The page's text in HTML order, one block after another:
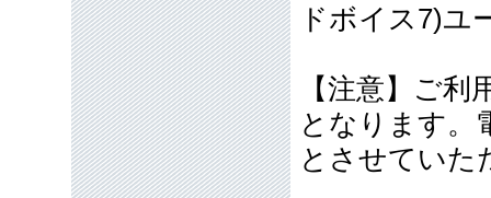
ドボイス7)ユ
【注意】ご
となります。
とさせていた